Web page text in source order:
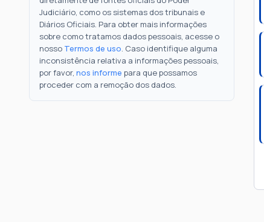
Judiciário, como os sistemas dos tribunais e
Diários Oficiais. Para obter mais informações
sobre como tratamos dados pessoais, acesse o
nosso Termos de uso. Caso identifique alguma
inconsistência relativa a informações pessoais,
por favor, nos informe para que possamos
proceder com a remoção dos dados.